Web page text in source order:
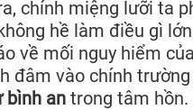
chính miệng lưỡi ta
hề làm điều gì
về mối nguy hiểm
đâm vào chính
bình an trong tâm hồn.